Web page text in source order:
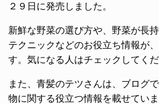
２９日に発売しました。
新鮮な野菜の選び方や、野菜が長
テクニックなどのお役立ち情報が
す。気になる人はチェックしてくだ
また、青髪のテツさんは、ブログ
物に関する役立つ情報を載せてい